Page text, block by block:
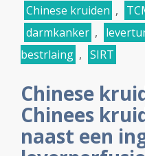
Chinese kruiden ,
darmkanker ,
bestrlaing , SIRT
Chinese
Chinees
naast een